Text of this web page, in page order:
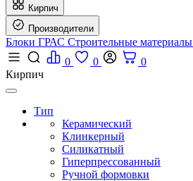
Кирпич
Производители
Блоки ГРАС Строительные материалы
0
0
0
Кирпич
Тип
Керамический
Клинкерный
Силикатный
Гиперпрессованный
Ручной формовки